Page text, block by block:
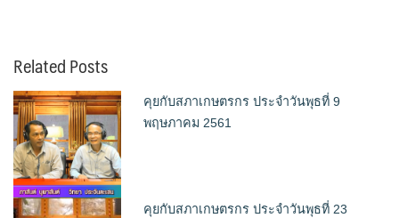
Related Posts
คุยกับสภาเกษตรกร ประจำวันพุธที่ 9
พฤษภาคม 2561
คุยกับสภาเกษตรกร ประจำวันพุธที่ 23